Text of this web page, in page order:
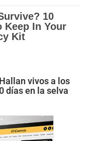
vivos a los
días en la selva